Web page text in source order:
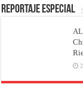
REPORTAJE ESPECIAL